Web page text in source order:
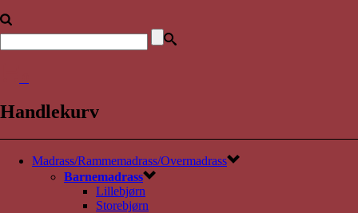
Handlekurv
Madrass/Rammemadrass/Overmadrass
Barnemadrass
Lillebjørn
Storebjørn